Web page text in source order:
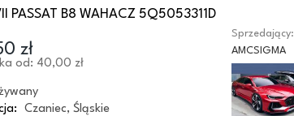
PASSAT B8 WAHACZ 5Q5053311D
zł
od: 40,00 zł
Czaniec, Śląskie
Sprzedający:
AMCSIGMA